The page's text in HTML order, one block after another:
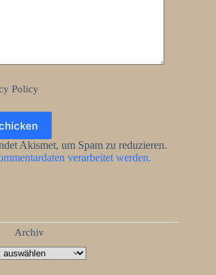
Policy
Akismet, um Spam zu reduzieren.
verarbeitet werden.
Archiv